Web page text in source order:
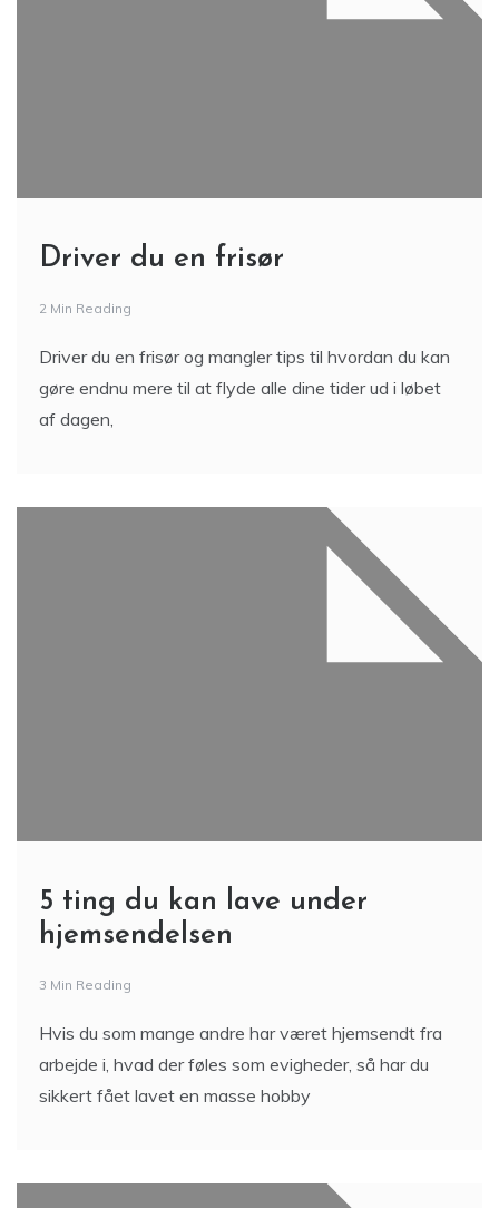
Driver du en frisør
2 Min Reading
Driver du en frisør og mangler tips til hvordan du kan
gøre endnu mere til at flyde alle dine tider ud i løbet
af dagen,
5 ting du kan lave under
hjemsendelsen
3 Min Reading
Hvis du som mange andre har været hjemsendt fra
arbejde i, hvad der føles som evigheder, så har du
sikkert fået lavet en masse hobby